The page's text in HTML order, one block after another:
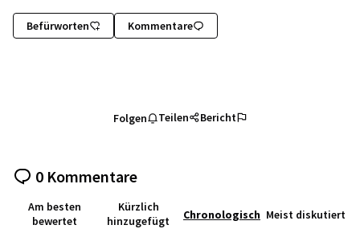
Befürworten Kommentare
Folgen Teilen Bericht
0 Kommentare
Am besten
bewertet
Kürzlich
hinzugefügt
Chronologisch Meist diskutiert